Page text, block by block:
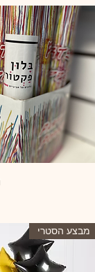
תצוגה
מבצע הסטרי